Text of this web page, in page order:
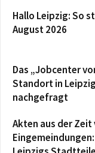
Hallo Leipzig: So
August 2026
Das „Jobcenter
Standort in
nachgefragt
Akten aus der Zeit